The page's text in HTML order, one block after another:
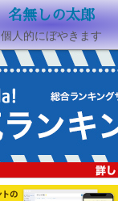
名無しの太郎
個人的にぼやきます